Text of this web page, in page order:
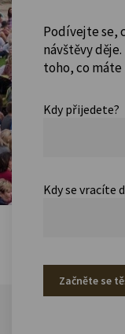
Podívejte se,
návštěvy
toho, co máte
Kdy přijedete?
Kdy se vracíte
Začněte se